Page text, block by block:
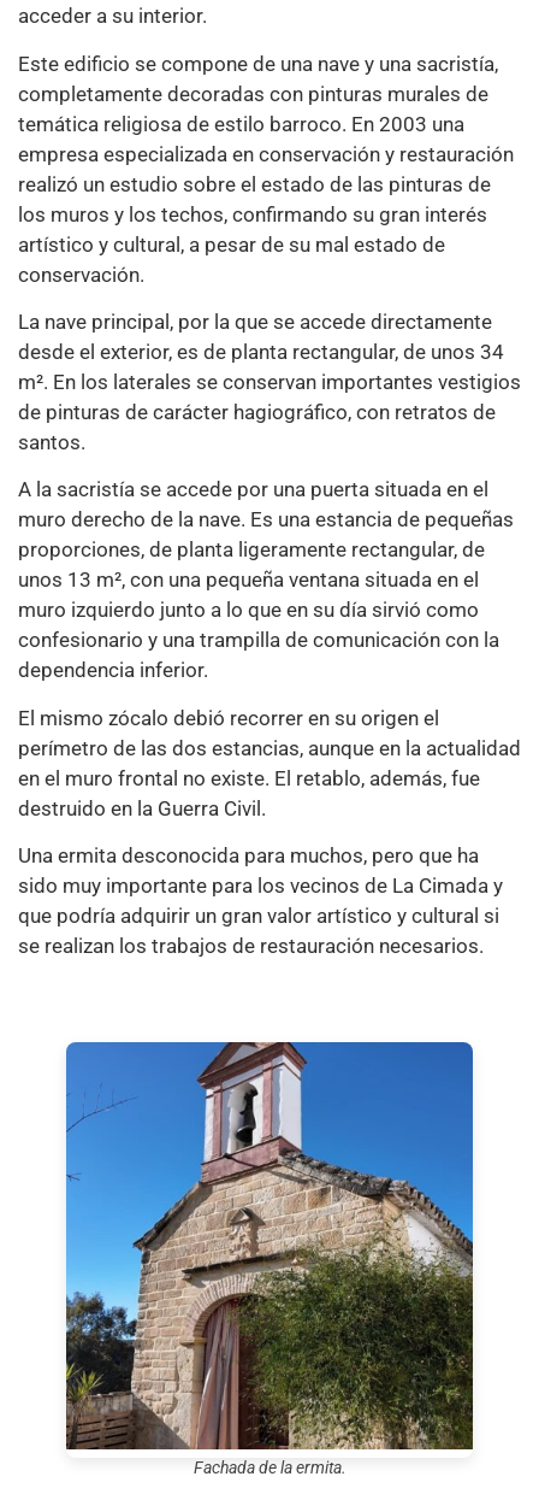
acceder a su interior.
Este edificio se compone de una nave y una sacristía,
completamente decoradas con pinturas murales de
temática religiosa de estilo barroco. En 2003 una
empresa especializada en conservación y restauración
realizó un estudio sobre el estado de las pinturas de
los muros y los techos, confirmando su gran interés
artístico y cultural, a pesar de su mal estado de
conservación.
La nave principal, por la que se accede directamente
desde el exterior, es de planta rectangular, de unos 34
m². En los laterales se conservan importantes vestigios
de pinturas de carácter hagiográfico, con retratos de
santos.
A la sacristía se accede por una puerta situada en el
muro derecho de la nave. Es una estancia de pequeñas
proporciones, de planta ligeramente rectangular, de
unos 13 m², con una pequeña ventana situada en el
muro izquierdo junto a lo que en su día sirvió como
confesionario y una trampilla de comunicación con la
dependencia inferior.
El mismo zócalo debió recorrer en su origen el
perímetro de las dos estancias, aunque en la actualidad
en el muro frontal no existe. El retablo, además, fue
destruido en la Guerra Civil.
Una ermita desconocida para muchos, pero que ha
sido muy importante para los vecinos de La Cimada y
que podría adquirir un gran valor artístico y cultural si
se realizan los trabajos de restauración necesarios.
Fachada de la ermita.